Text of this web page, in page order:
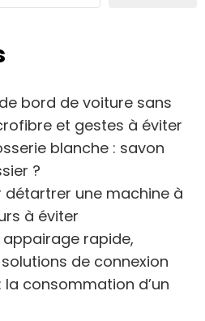
bord de voiture sans
et gestes à éviter
blanche : savon
?
détartrer une machine à
à éviter
appairage rapide,
de connexion
consommation d’un